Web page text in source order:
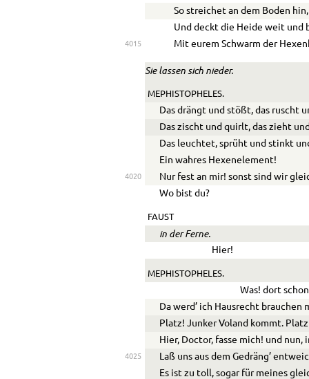
So streichet an dem Boden hin,
Und deckt die Heide weit und
4015 Mit eurem Schwarm der
Sie lassen sich nieder.
MEPHISTOPHELES.
Das drängt und stößt, das ruscht
Das zischt und quirlt, das zieht
Das leuchtet, sprüht und stinkt
Ein wahres Hexenelement!
4020
Nur fest an mir! sonst sind wir
Wo bist du?
FAUST
in der Ferne.
Hier!
MEPHISTOPHELES.
Was! dort
Da werd’ ich Hausrecht brauchen
Platz! Junker Voland kommt.
Hier, Doctor, fasse mich! und nun,
4025
Laß uns aus dem Gedräng’
Es ist zu toll, sogar für meines